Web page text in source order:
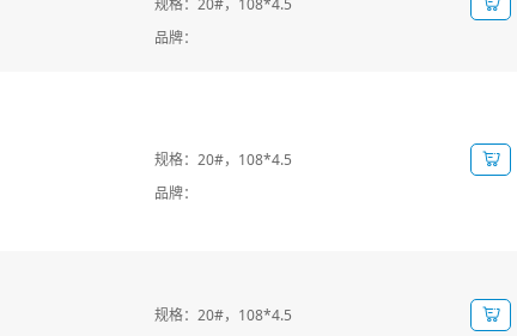
品牌：
规格：20#，108*4.5
品牌：
规格：20#，108*4.5